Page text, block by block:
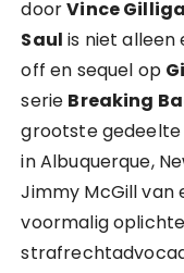
doorVince
Saul is niet alleen
off en sequel op
serie Breaking
grootste gedeelte
in Albuquerque,
Jimmy McGill van
voormalig